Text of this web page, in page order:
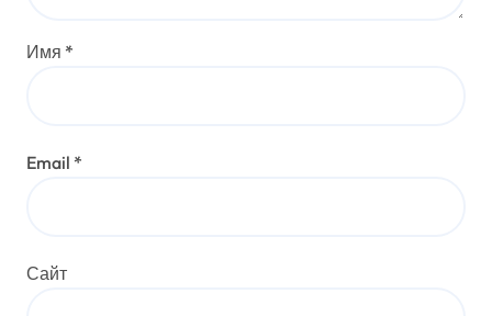
Имя *
Email *
Сайт